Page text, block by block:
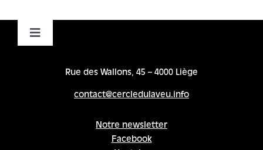
Toggle
Rue des Wallons, 45 – 4000 Liège
contact@cercledulaveu.info
Notre newsletter
Facebook